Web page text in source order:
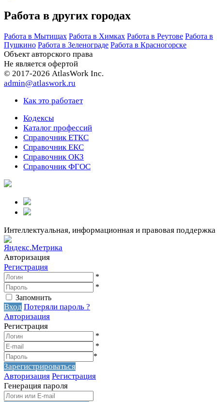
Работа в других городах
Работа в Мытищах Работа в Химках Работа в Реутове Работа в
Пушкино Работа в Зеленограде Работа в Красногорске
Объект авторского права
Не является офертой
© 2017-2026 AtlasWork Inc.
admin@atlaswork.ru
Как это работает
Кодексы
Каталог профессий
Справочник ЕТКС
Справочник ЕКС
Справочник ОКЗ
Справочник ФГОС
Интеллектуальная, информационная и правовая поддержка
Авторизация
Регистрация
*
*
Запомнить
Вход Потеряли пароль ?
Авторизация
Регистрация
*
*
*
Зарегистрироваться
Авторизация Регистрация
Генерация пароля